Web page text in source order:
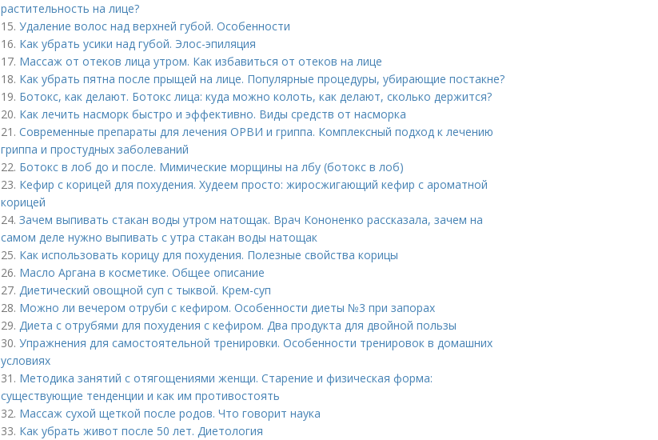
растительность на лице?
15. Удаление волос над верхней губой. Особенности
16. Как убрать усики над губой. Элос-эпиляция
17. Массаж от отеков лица утром. Как избавиться от отеков на лице
18. Как убрать пятна после прыщей на лице. Популярные процедуры, убирающие постакне?
19. Ботокс, как делают. Ботокс лица: куда можно колоть, как делают, сколько держится?
20. Как лечить насморк быстро и эффективно. Виды средств от насморка
21. Современные препараты для лечения ОРВИ и гриппа. Комплексный подход к лечению
гриппа и простудных заболеваний
22. Ботокс в лоб до и после. Мимические морщины на лбу (ботокс в лоб)
23. Кефир с корицей для похудения. Худеем просто: жиросжигающий кефир с ароматной
корицей
24. Зачем выпивать стакан воды утром натощак. Врач Кононенко рассказала, зачем на
самом деле нужно выпивать с утра стакан воды натощак
25. Как использовать корицу для похудения. Полезные свойства корицы
26. Масло Аргана в косметике. Общее описание
27. Диетический овощной суп с тыквой. Крем-суп
28. Можно ли вечером отруби с кефиром. Особенности диеты №3 при запорах
29. Диета с отрубями для похудения с кефиром. Два продукта для двойной пользы
30. Упражнения для самостоятельной тренировки. Особенности тренировок в домашних
условиях
31. Методика занятий с отягощениями женщи. Старение и физическая форма:
существующие тенденции и как им противостоять
32. Массаж сухой щеткой после родов. Что говорит наука
33. Как убрать живот после 50 лет. Диетология